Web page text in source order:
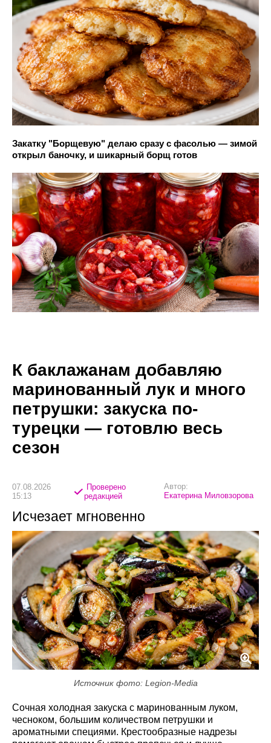
Закатку "Борщевую" делаю сразу с фасолью — зимой
открыл баночку, и шикарный борщ готов
К баклажанам добавляю
маринованный лук и много
петрушки: закуска по-
турецки — готовлю весь
сезон
07.08.2026
15:13
Проверено
редакцией
Автор:
Екатерина Миловзорова
Исчезает мгновенно
Источник фото: Legion-Media
Сочная холодная закуска с маринованным луком,
чесноком, большим количеством петрушки и
ароматными специями. Крестообразные надрезы